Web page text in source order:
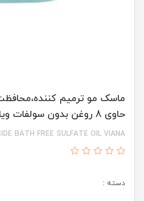
ماسک مو ترمیم
حاوی 8 روغن بدون سولفات ویانا 500 میل
BATH FREE SULFATE OIL VIANA
دسته :